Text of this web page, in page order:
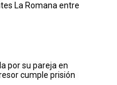
La Romana entre
por su pareja en
cumple prisión